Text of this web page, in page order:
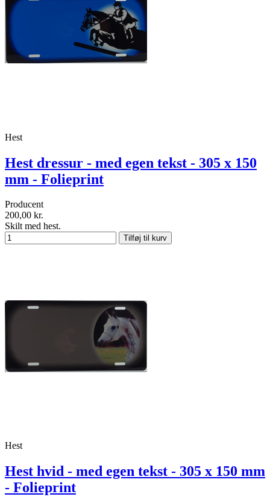
Hest
Hest dressur - med egen tekst - 305 x 150
mm - Folieprint
Producent
200,00 kr.
Skilt med hest.
Tilføj til kurv
Hest
Hest hvid - med egen tekst - 305 x 150 mm
- Folieprint